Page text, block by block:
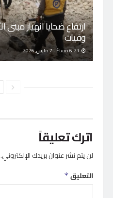
وفيات
اترك تعليقاً
لن يتم نشر عنوان بريدك الإلكتروني.
التعليق *